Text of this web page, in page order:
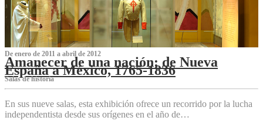
De enero de 2011 a abril de 2012
Amanecer de una nación: de Nueva
España a México, 1765-1836
Salas de historia
En sus nueve salas, esta exhibición ofrece un recorrido por la lucha
independentista desde sus orígenes en el año de…